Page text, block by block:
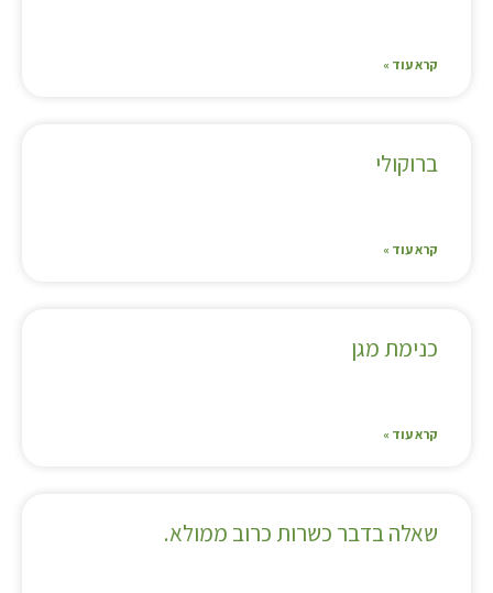
קרא עוד »
ברוקולי
קרא עוד »
כנימת מגן
קרא עוד »
שאלה בדבר כשרות כרוב ממולא.